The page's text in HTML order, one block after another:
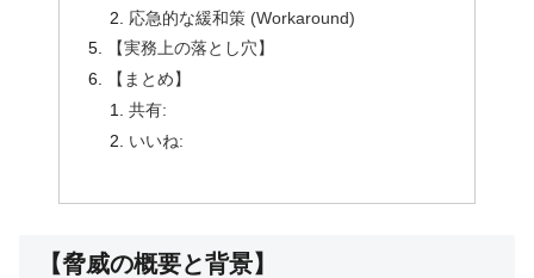
応急的な緩和策 (Workaround)
【実務上の落とし穴】
【まとめ】
共有:
いいね:
【脅威の概要と背景】